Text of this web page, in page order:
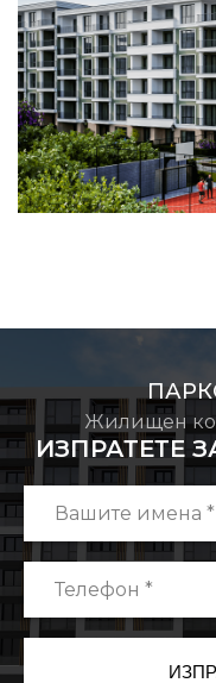
Жилищен
ИЗПРАТЕТЕ